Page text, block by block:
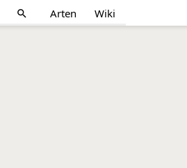
search Arten Wiki